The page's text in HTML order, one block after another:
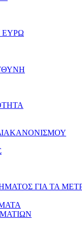
ΕΥΡΩ
ΓΙΑ ΤΑ